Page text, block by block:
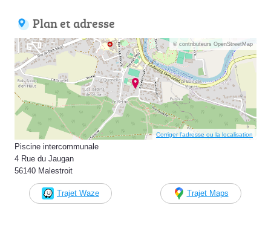
Plan et adresse
© contributeurs OpenStreetMap
Corriger l’adresse ou la localisation
Piscine intercommunale
4 Rue du Jaugan
56140 Malestroit
Trajet Waze Trajet Maps